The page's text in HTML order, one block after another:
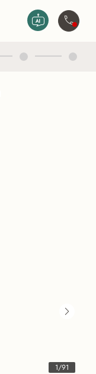
1/91